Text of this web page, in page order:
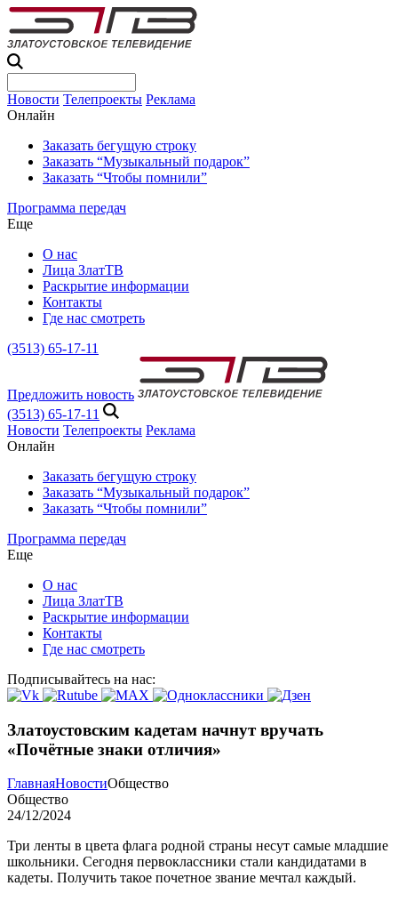
Новости Телепроекты Реклама
Онлайн
Заказать бегущую строку
Заказать “Музыкальный подарок”
Заказать “Чтобы помнили”
Программа передач
Еще
О нас
Лица ЗлатТВ
Раскрытие информации
Контакты
Где нас смотреть
(3513) 65-17-11
Предложить новость
(3513) 65-17-11
Новости Телепроекты Реклама
Онлайн
Заказать бегущую строку
Заказать “Музыкальный подарок”
Заказать “Чтобы помнили”
Программа передач
Еще
О нас
Лица ЗлатТВ
Раскрытие информации
Контакты
Где нас смотреть
Подписывайтесь на нас:
Златоустовским кадетам начнут вручать
«Почётные знаки отличия»
ГлавнаяНовостиОбщество
Общество
24/12/2024
Три ленты в цвета флага родной страны несут самые младшие
школьники. Сегодня первоклассники стали кандидатами в
кадеты. Получить такое почетное звание мечтал каждый.